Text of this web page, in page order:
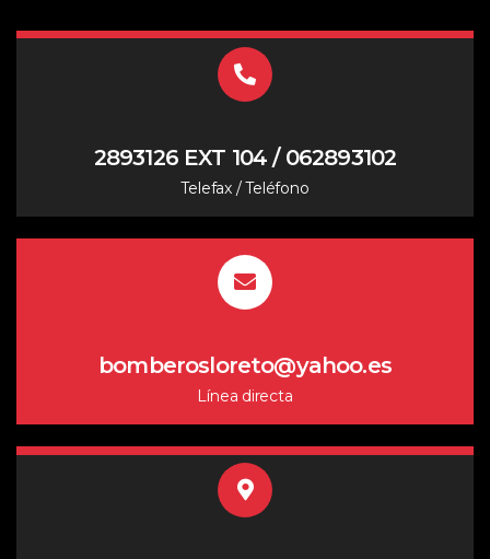
2893126 EXT 104 / 062893102
Telefax / Teléfono
bomberosloreto@yahoo.es
Línea directa